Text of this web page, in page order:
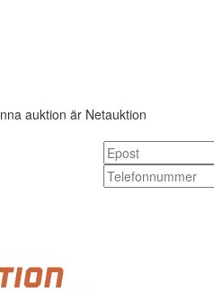
auktion är Netauktion